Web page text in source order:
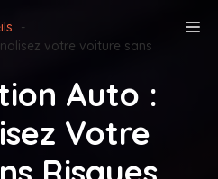
votre voiture sans
Auto :
Votre